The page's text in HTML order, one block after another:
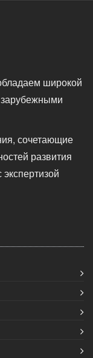
широкой
сочетающие
развития